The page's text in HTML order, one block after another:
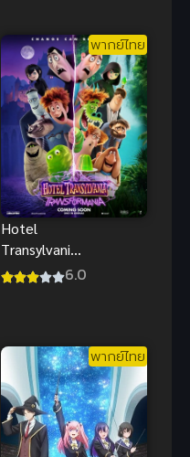
ภาค 5
พากย์ไทย
Hotel
Transylvania
4 โรงแรมผี
พากย์
6.0
พากย์ไทย